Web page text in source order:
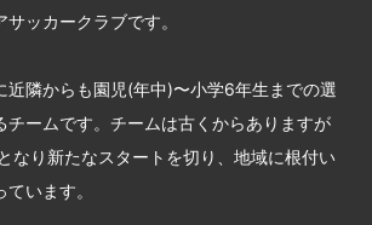
ッカークラブです。
近隣からも園児(年中)〜小学6年生までの選
チームです。チームは古くからありますが
なり新たなスタートを切り、地域に根付い
います。